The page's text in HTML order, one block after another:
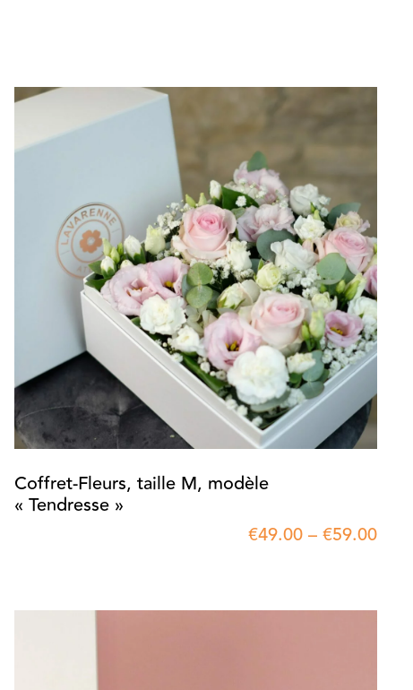
Coffret-Fleurs, taille M, modèle
« Tendresse »
€49.00–€59.00